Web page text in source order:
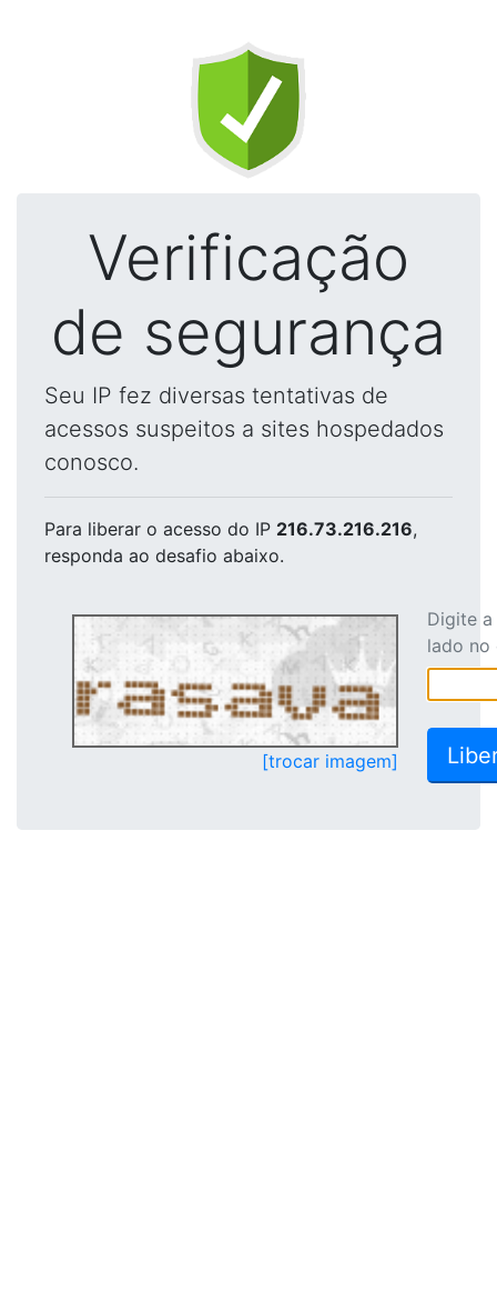
Verificação
de segurança
Seu IP fez diversas tentativas de
acessos suspeitos a sites hospedados
conosco.
Para liberar o acesso do IP 216.73.216.216,
responda ao desafio abaixo.
[trocar imagem]
Digite
lado no